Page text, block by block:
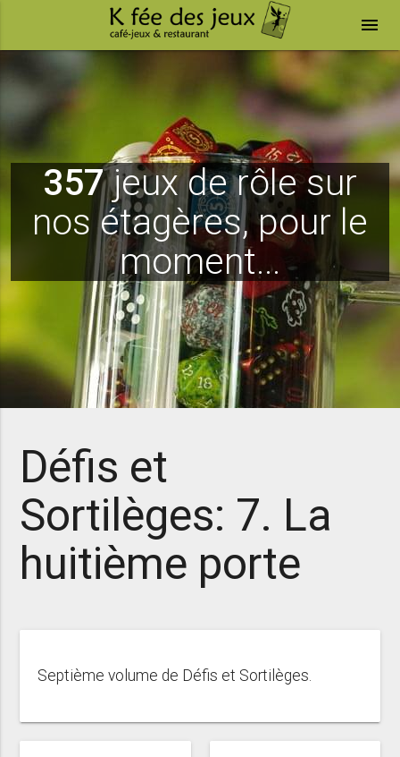
menu
357jeux de rôle sur
nos étagères, pour le
moment...
Défis et
Sortilèges: 7. La
huitième porte
Septième volume de Défis et Sortilèges.